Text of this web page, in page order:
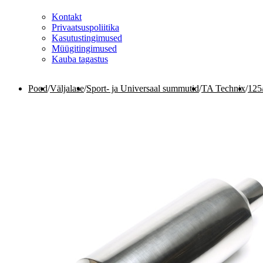
Kontakt
Privaatsuspoliitika
Kasutustingimused
Müügitingimused
Kauba tagastus
Pood/Väljalase/Sport- ja Universaal summutid/TA Technix/